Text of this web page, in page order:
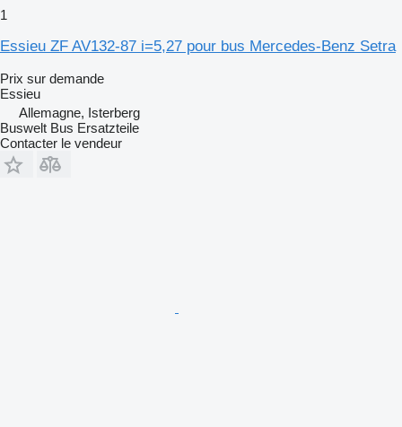
1
Essieu ZF AV132-87 i=5,27 pour bus Mercedes-Benz Setra
Prix sur demande
Essieu
Allemagne, Isterberg
Buswelt Bus Ersatzteile
Contacter le vendeur